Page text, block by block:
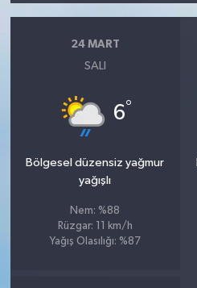
24 MART
SALI
6°
Bölgesel düzensiz yağmur
yağışlı
Nem: %88
Rüzgar: 11 km/h
Yağış Olasılığı: %87